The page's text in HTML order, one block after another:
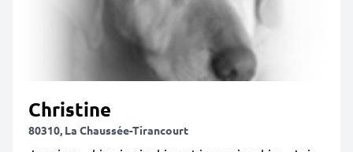
Christine
80310, La Chaussée-Tirancourt